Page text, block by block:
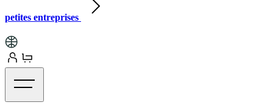
petites entreprises